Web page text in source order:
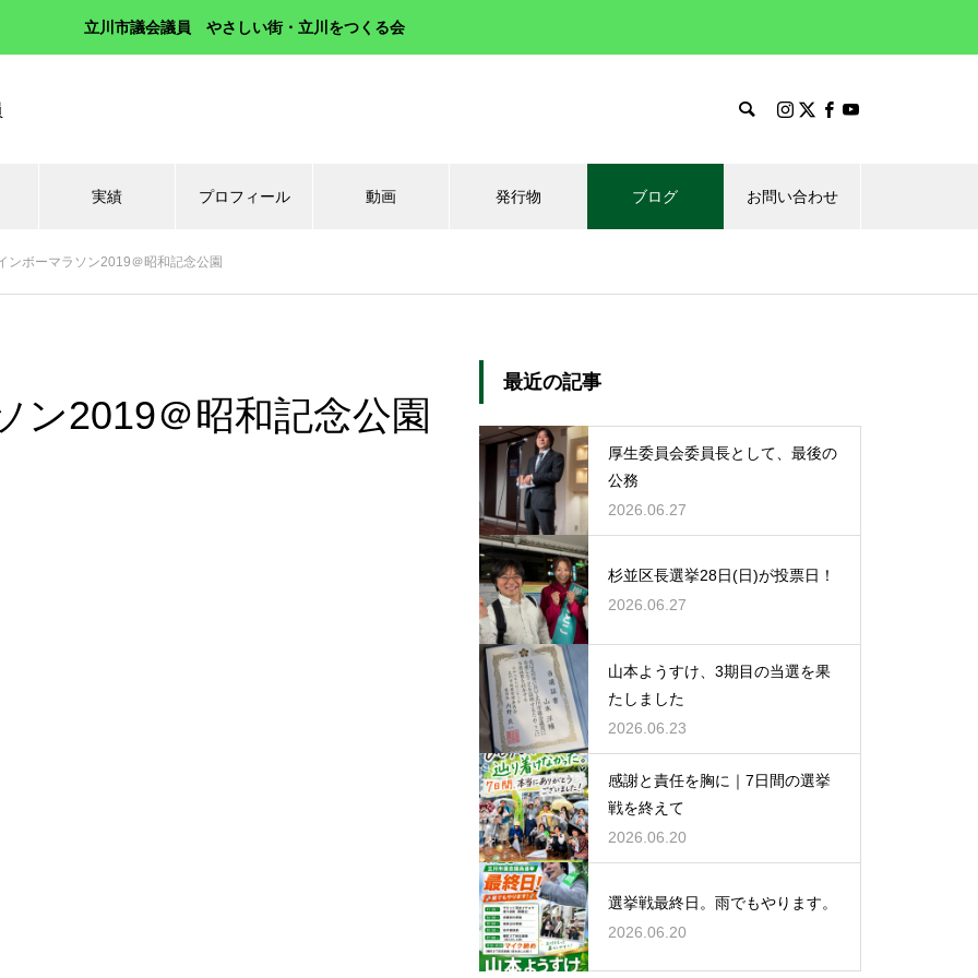
立川市議会議員 やさしい街・立川をつくる会
実績 プロフィール 動画 発行物 ブログ お問い合わせ
ンボーマラソン2019＠昭和記念公園
ン2019＠昭和記念公園
最近の記事
厚生委員会委員長として、最後の
公務
2026.06.27
杉並区長選挙28日(日)が投票日！
2026.06.27
山本ようすけ、3期目の当選を果
たしました
2026.06.23
感謝と責任を胸に｜7日間の選挙
戦を終えて
2026.06.20
選挙戦最終日。雨でもやります。
2026.06.20